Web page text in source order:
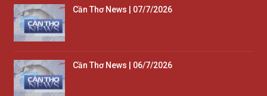
Cần Thơ News | 07/7/2026
Cần Thơ News | 06/7/2026